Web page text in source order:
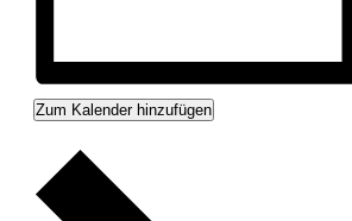
Zum Kalender hinzufügen